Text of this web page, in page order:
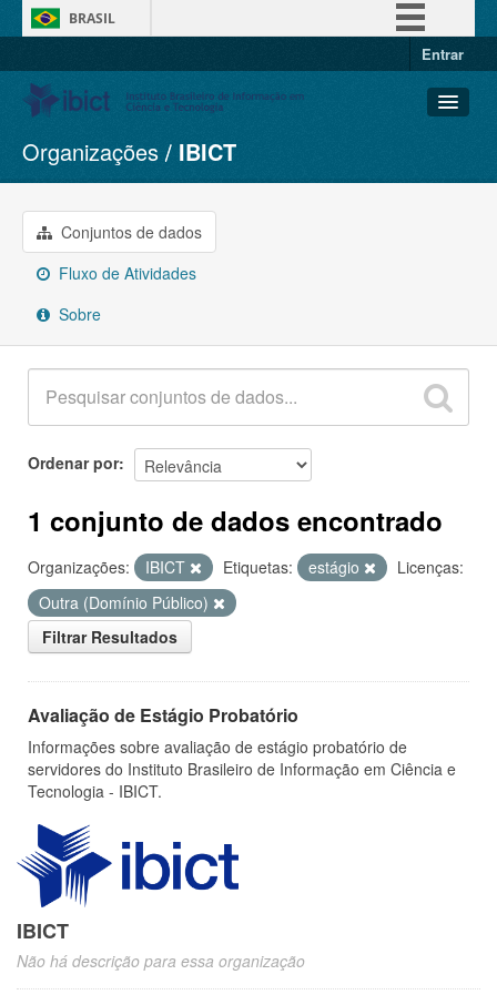
BRASIL
Entrar
Conjuntos de dados
Organizações
Grupos
Sobre
Organizações IBICT
Conjuntos de dados
Fluxo de Atividades
Sobre
Ordenar por
1 conjunto de dados encontrado
Organizações: IBICT Etiquetas: estágio
Licenças:
Outra (Domínio Público)
Filtrar Resultados
Avaliação de Estágio Probatório
Informações sobre avaliação de estágio probatório de
servidores do Instituto Brasileiro de Informação em Ciência e
Tecnologia - IBICT.
IBICT
Não há descrição para essa organização